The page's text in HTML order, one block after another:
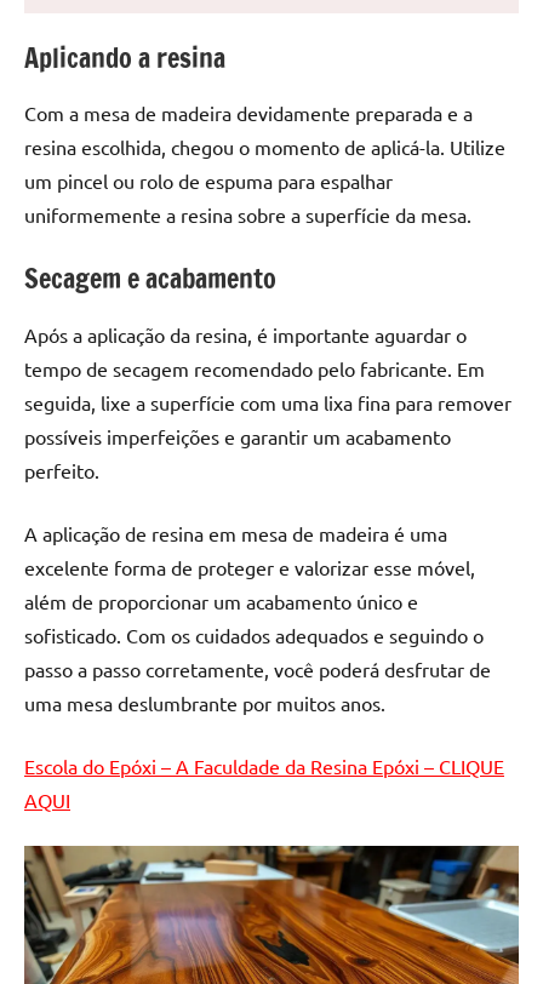
seu
com
peças
únicas.
Nosso
é
focado
em
melhores
práticas
e
para
resinada
de
alta
como
as
River
Tables
e
mesas
de
Aplicando a resina
Com a mesa de madeira devidamente preparada e a
resina escolhida, chegou o momento de aplicá-la. Utilize
um pincel ou rolo de espuma para espalhar
uniformemente a resina sobre a superfície da mesa.
Secagem e acabamento
Após a aplicação da resina, é importante aguardar o
tempo de secagem recomendado pelo fabricante. Em
seguida, lixe a superfície com uma lixa fina para remover
possíveis imperfeições e garantir um acabamento
perfeito.
A aplicação de resina em mesa de madeira é uma
excelente forma de proteger e valorizar esse móvel,
além de proporcionar um acabamento único e
sofisticado. Com os cuidados adequados e seguindo o
passo a passo corretamente, você poderá desfrutar de
uma mesa deslumbrante por muitos anos.
Escola do Epóxi – A Faculdade da Resina Epóxi – CLIQUE
AQUI